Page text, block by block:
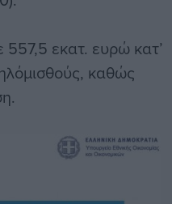
557,5 εκατ. ευρώ κατ’
καθώς